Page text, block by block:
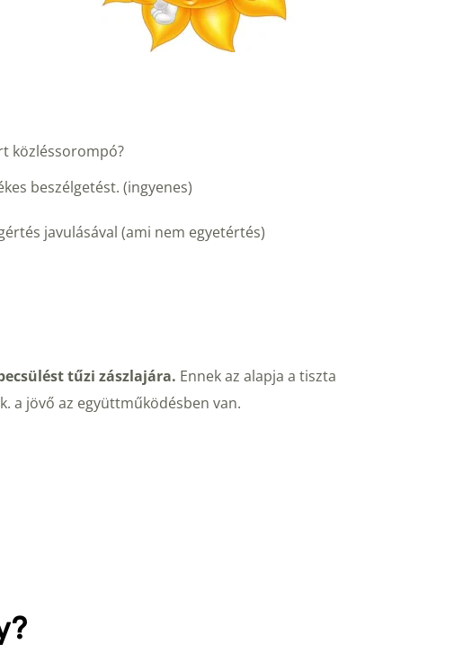
közléssorompó?
beszélgetést. (ingyenes)
javulásával (ami nem egyetértés)
tűzi zászlajára. Ennek az alapja a tiszta
a jövő az együttműködésben van.